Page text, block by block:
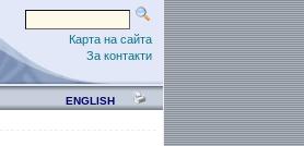
Карта на сайта
За контакти
ENGLISH